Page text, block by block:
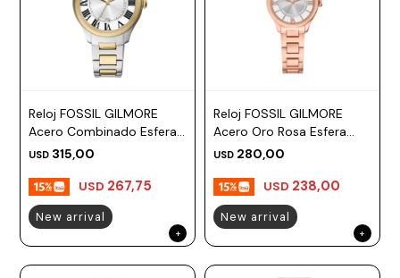
Reloj FOSSIL GILMORE
Acero Combinado Esfera
38mm
USD 315,00
USD 267,75
New arrival
Reloj FOSSIL GILMORE
Acero Oro Rosa Esfera
28mm
USD 280,00
USD 238,00
New arrival